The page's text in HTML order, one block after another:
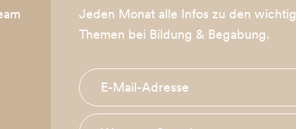
Jeden Monat alle Infos zu den
Themen bei Bildung & Begabung.